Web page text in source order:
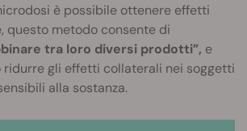
è possibile ottenere effetti
questo metodo consente di
tra loro diversi prodotti”, e
gli effetti collaterali nei soggetti
alla sostanza.